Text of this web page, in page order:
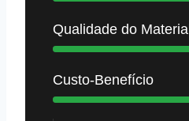
Qualidade do Material
Custo-Benefício